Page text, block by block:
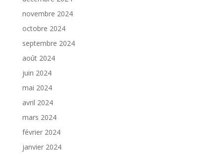
novembre 2024
octobre 2024
septembre 2024
août 2024
juin 2024
mai 2024
avril 2024
mars 2024
février 2024
janvier 2024